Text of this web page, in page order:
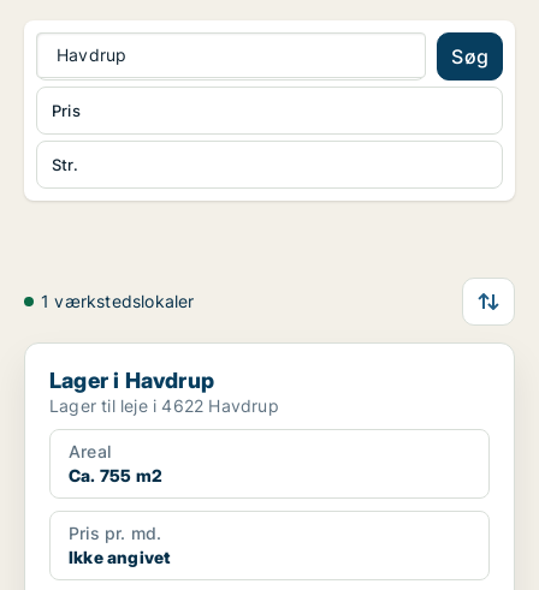
Havdrup Søg
Str.
Pris
1 værkstedslokaler
Lager i Havdrup
Lager i Havdrup
Lager til leje i 4622 Havdrup
Areal
Ca. 755 m2
Pris pr. md.
Ikke angivet